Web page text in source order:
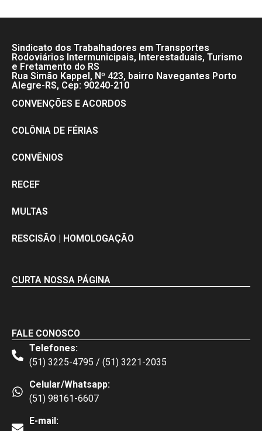
Sindicato dos Trabalhadores em Transportes
Rodoviários Intermunicipais, Interestaduais, Turismo
e Fretamento do RS
Rua Simão Kappel, Nº 423, bairro Navegantes Porto
Alegre-RS, Cep: 90240-210
CONVENÇÕES E ACORDOS
COLÔNIA DE FÉRIAS
CONVÊNIOS
RECEF
MULTAS
RESCISÃO | HOMOLOGAÇÃO
CURTA NOSSA PÁGINA
FALE CONOSCO
Telefones:
(51) 3225-4795 / (51) 3221-2035
Celular/Whatsapp:
(51) 98161-6607
E-mail: